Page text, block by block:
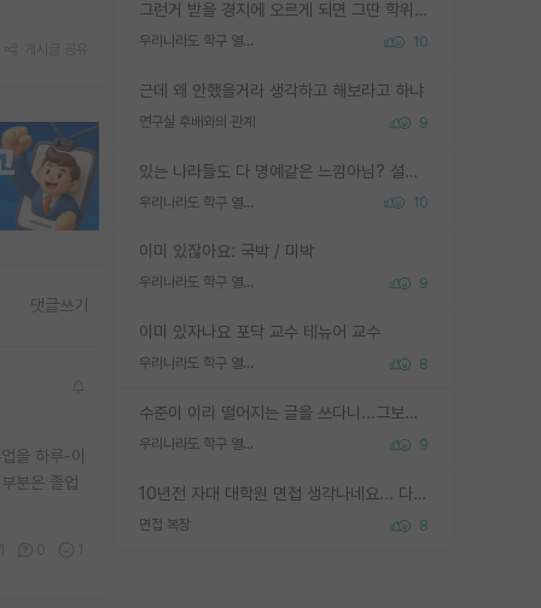
그런거 받을 경지에 오르게 되면 그딴 학위명이 필요없음
우리나라도 학구 열풍보면 Higher Doctorate 학위가 필요하다고 봅니다. 10
근데 왜 안했을거라 생각하고 해보라고 하냐
연구실 후배와의 관계 9
있는 나라들도 다 명예같은 느낌아님? 설마 박사끼리 등급나눠서 학위수여하자 같은 헛소리는 아니지? ㅋㅋ
우리나라도 학구 열풍보면 Higher Doctorate 학위가 필요하다고 봅니다. 10
이미 있잖아요: 국박 / 미박
우리나라도 학구 열풍보면 Higher Doctorate 학위가 필요하다고 봅니다. 9
이미 있자나요 포닥 교수 테뉴어 교수
우리나라도 학구 열풍보면 Higher Doctorate 학위가 필요하다고 봅니다. 8
수준이 이리 떨어지는 글을 쓰다니...그보다 이런 헛소리에 정성들여 답변해주시는 분들에게 존경심 1 드림
우리나라도 학구 열풍보면 Higher Doctorate 학위가 필요하다고 봅니다. 9
10년전 자대 대학원 면접 생각나네요... 다들 양복에 넥타이까지 하고 갔더니, 국회의원 출마하냐고 놀리셨던. (면접질문내용: 증명사진에선 두상이 계란형인데, 실제론 그렇지 않다. 증명사진이 뭘 증명하고 있는거냐)ㅋㅋㅋㅋ
면접 복장 8
댓글쓰기
을 하루-이
분은 졸업